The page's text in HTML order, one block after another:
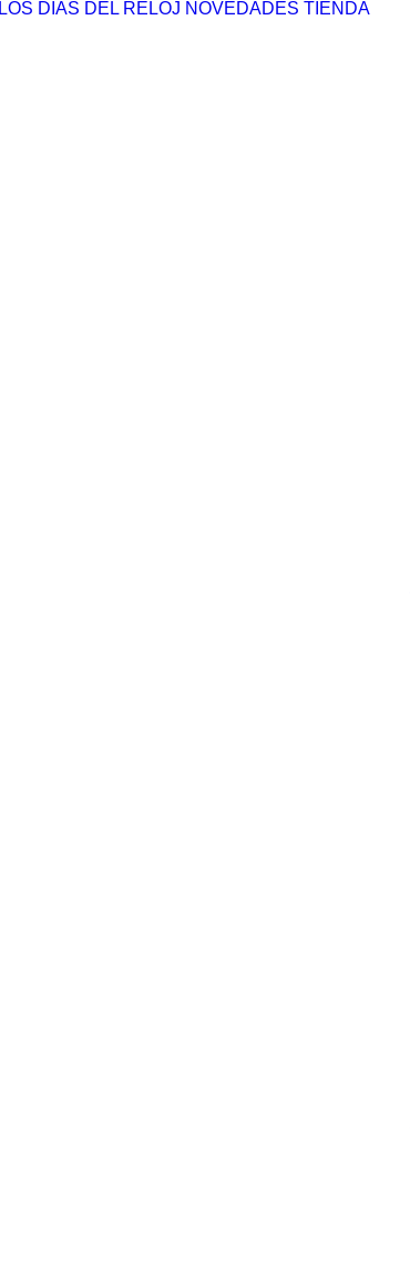
LOS DÍAS DEL RELOJ NOVEDADES TIENDA